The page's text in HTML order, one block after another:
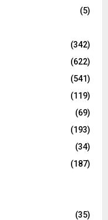
(5)
(342)
(622)
(541)
(119)
(69)
(193)
(34)
(187)
(35)